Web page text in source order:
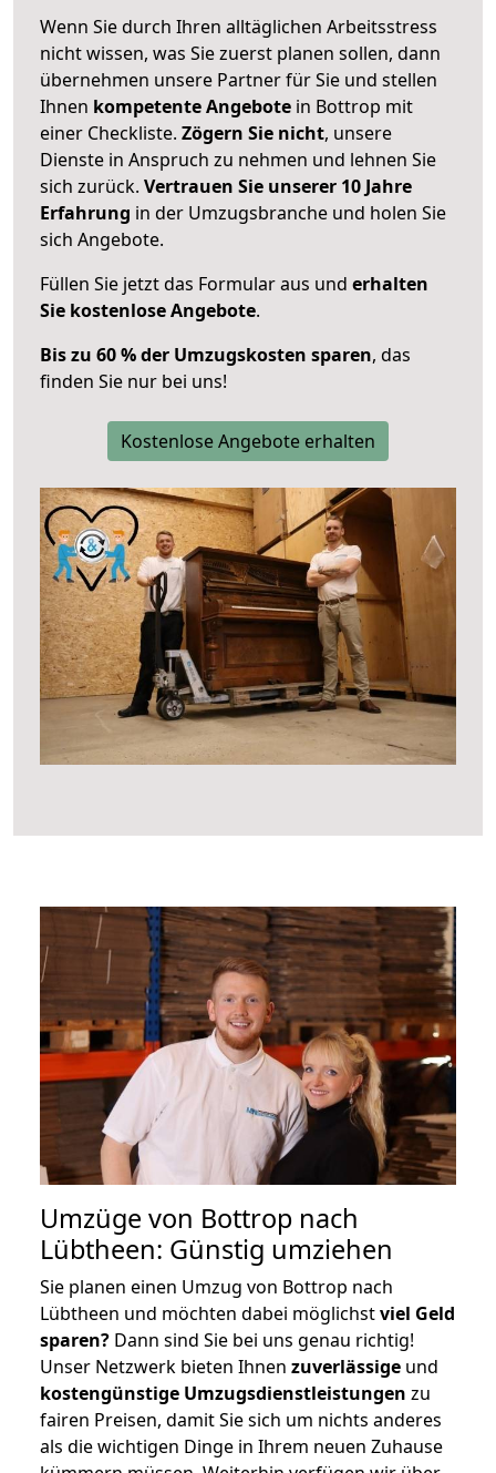
Wenn Sie durch Ihren alltäglichen Arbeitsstress
nicht wissen, was Sie zuerst planen sollen, dann
übernehmen unsere Partner für Sie und stellen
Ihnen kompetente Angebote in Bottrop mit
einer Checkliste. Zögern Sie nicht, unsere
Dienste in Anspruch zu nehmen und lehnen Sie
sich zurück. Vertrauen Sie unserer 10 Jahre
Erfahrung in der Umzugsbranche und holen Sie
sich Angebote.
Füllen Sie jetzt das Formular aus und erhalten
Sie kostenlose Angebote.
Bis zu 60 % der Umzugskosten sparen, das
finden Sie nur bei uns!
Kostenlose Angebote erhalten
Umzüge von Bottrop nach
Lübtheen: Günstig umziehen
Sie planen einen Umzug von Bottrop nach
Lübtheen und möchten dabei möglichstviel Geld
sparen? Dann sind Sie bei uns genau richtig!
Unser Netzwerk bieten Ihnen zuverlässige und
kostengünstige Umzugsdienstleistungen zu
fairen Preisen, damit Sie sich um nichts anderes
als die wichtigen Dinge in Ihrem neuen Zuhause